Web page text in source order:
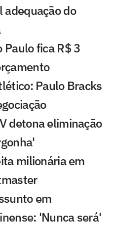
adequação do
Paulo fica R$ 3
Paulo Bracks
detona eliminação
milionária em
em
'Nunca será'